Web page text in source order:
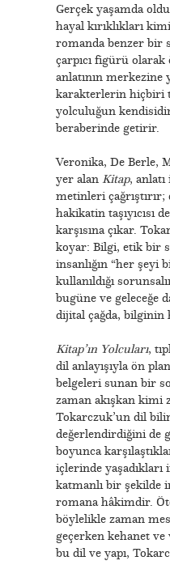
Gerçek yaşamda
hayal kırıklıkları
romanda benzer bir
çarpıcı figürü
anlatının
karakterlerin hiçbiri
yolculuğun
beraberinde getirir.
Veronika, De Berle,
yer alan Kitap,
metinleri
hakikatin
karşısına çıkar.
koyar: Bilgi, etik bir
insanlığın “her
kullanıldığı
bugüne ve geleceğe
dijital çağda, bilginin
Kitap’ın Yolcuları,
dil anlayışıyla ön
belgeleri sunan bir
zaman akışkan kimi
Tokarczuk’un dil
değerlendirdiğini de
boyunca
içlerinde yaşadıkları
katmanlı bir şekilde
romana hâkimdir.
böylelikle zaman
geçerken kehanet
bu dil ve yapı,